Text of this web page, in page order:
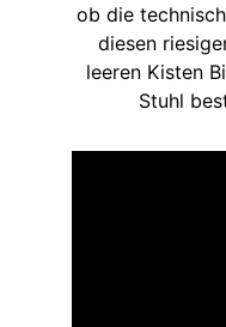
ob die
diesen
leeren Kisten
Stuhl